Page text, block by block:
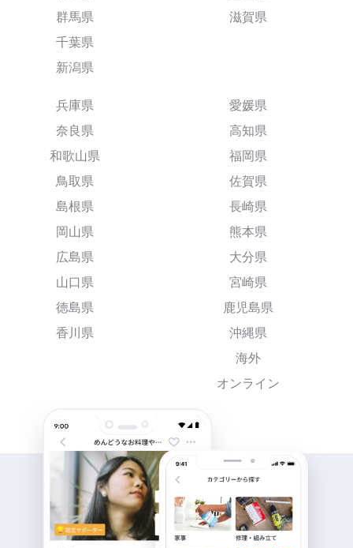
群馬県
千葉県
新潟県
滋賀県
兵庫県
奈良県
和歌山県
鳥取県
島根県
岡山県
広島県
山口県
徳島県
香川県
愛媛県
高知県
福岡県
佐賀県
長崎県
熊本県
大分県
宮崎県
鹿児島県
沖縄県
海外
オンライン